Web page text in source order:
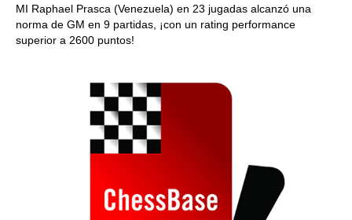
MI Raphael Prasca (Venezuela) en 23 jugadas alcanzó una
norma de GM en 9 partidas, ¡con un rating performance
superior a 2600 puntos!